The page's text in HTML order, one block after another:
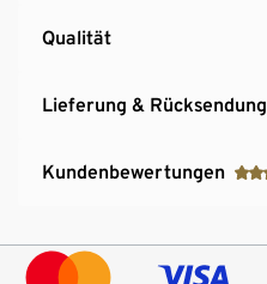
Qualität
Lieferung & Rücksendung
Kundenbewertungen